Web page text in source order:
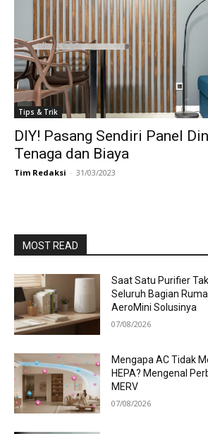
Tips & Trik
DIY! Pasang Sendiri Panel
Tenaga dan Biaya
Tim Redaksi - 31/03/2023
MOST READ
Saat Satu Purifier
Seluruh Bagian
AeroMini Solusinya
07/08/2026
Mengapa AC Tidak
HEPA? Mengenal
MERV
07/08/2026